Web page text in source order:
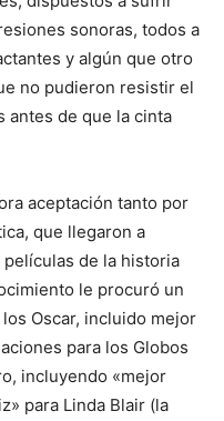
sonoras, todos a
y algún que otro
no pudieron resistir el
antes de que la cinta
aceptación tanto por
que llegaron a
de la historia
le procuró un
Oscar, incluido mejor
para los Globos
incluyendo «mejor
para Linda Blair (la